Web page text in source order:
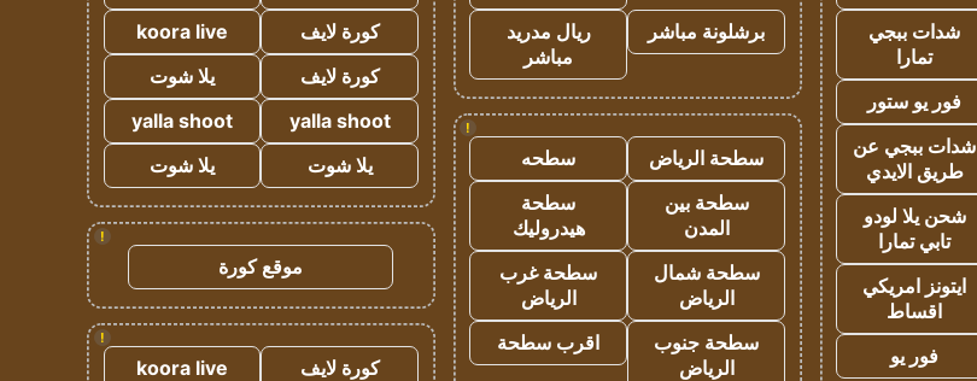
شدات ببجي
تمارا
فور يو ستور
شدات ببجي عن
طريق الايدي
شحن يلا لودو
تابي تمارا
ايتونز امريكي
اقساط
فور يو
برشلونة مباشر
ريال مدريد
مباشر
!
سطحة الرياض
سطحه
سطحة بين
المدن
سطحة
هيدروليك
سطحة شمال
الرياض
سطحة غرب
الرياض
سطحة جنوب
الرياض
اقرب سطحة
كورة لايف
koora live
كورة لايف
يلا شوت
yalla shoot
yalla shoot
يلا شوت
يلا شوت
!
موقع كورة
!
كورة لايف
koora live